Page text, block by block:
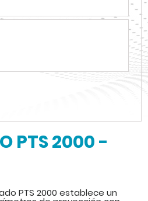
PTS 2000 -
PTS 2000 establece un